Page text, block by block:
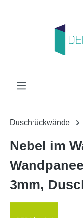
Duschrückwände
Nebel im
3mm,